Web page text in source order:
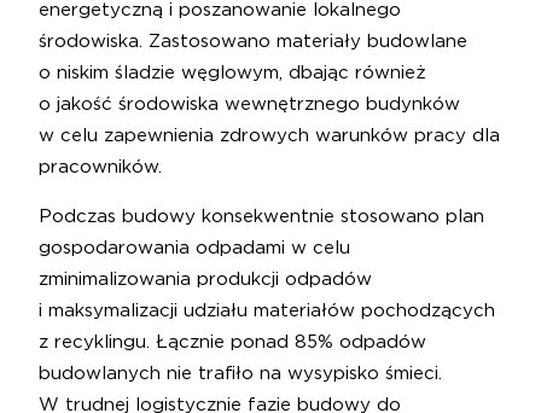
energetyczną i poszanowanie lokalnego
środowiska. Zastosowano materiały budowlane
o niskim śladzie węglowym, dbając również
o jakość środowiska wewnętrznego budynków
w celu zapewnienia zdrowych warunków pracy dla
pracowników.
Podczas budowy konsekwentnie stosowano plan
gospodarowania odpadami w celu
zminimalizowania produkcji odpadów
i maksymalizacji udziału materiałów pochodzących
z recyklingu. Łącznie ponad 85% odpadów
budowlanych nie trafiło na wysypisko śmieci.
W trudnej logistycznie fazie budowy do